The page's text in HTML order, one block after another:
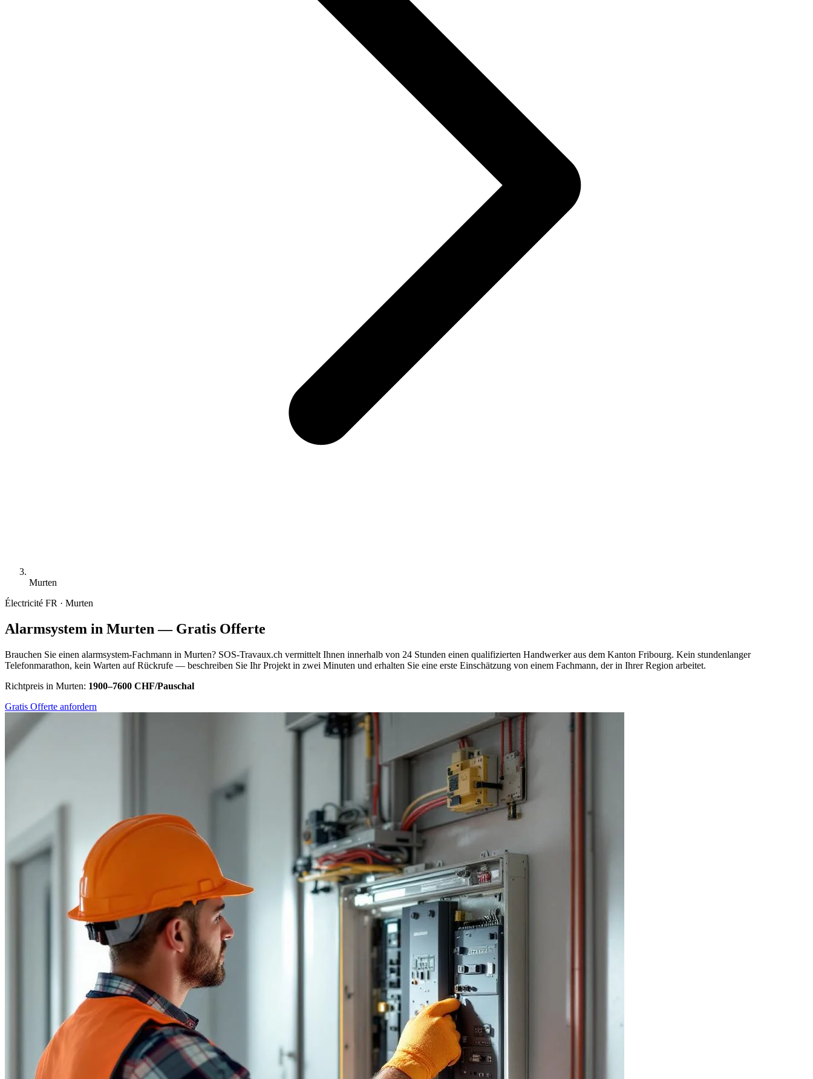
Murten
Électricité FR · Murten
Alarmsystem in Murten — Gratis Offerte
Brauchen Sie einen alarmsystem-Fachmann in Murten? SOS-Travaux.ch vermittelt Ihnen innerhalb von 24 Stunden einen qualifizierten Handwerker aus dem Kanton Fribourg. Kein stundenlanger
Telefonmarathon, kein Warten auf Rückrufe — beschreiben Sie Ihr Projekt in zwei Minuten und erhalten Sie eine erste Einschätzung von einem Fachmann, der in Ihrer Region arbeitet.
Richtpreis in Murten: 1900–7600 CHF/Pauschal
Gratis Offerte anfordern